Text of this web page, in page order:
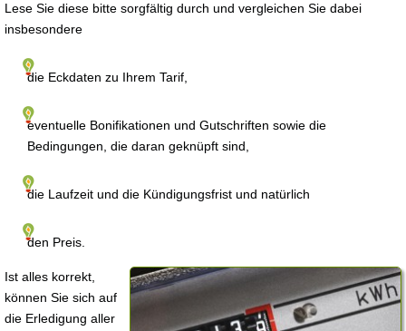
Lese Sie diese bitte sorgfältig durch und vergleichen Sie dabei
insbesondere
die Eckdaten zu Ihrem Tarif,
eventuelle Bonifikationen und Gutschriften sowie die
Bedingungen, die daran geknüpft sind,
die Laufzeit und die Kündigungsfrist und natürlich
den Preis.
Ist alles korrekt,
können Sie sich auf
die Erledigung aller